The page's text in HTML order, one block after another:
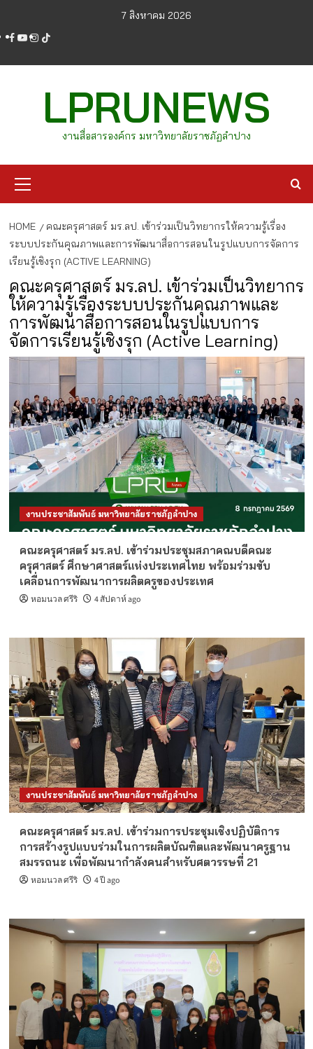
content
7 สิงหาคม 2026
facebook
youtube
instagram
tiktok
LPRUNEWS
งานสื่อสารองค์กร มหาวิทยาลัยราชภัฏลำปาง
Menu
HOME
คณะครุศาสตร์ มร.ลป. เข้าร่วมเป็นวิทยากรให้ความรู้เรื่อง
ระบบประกันคุณภาพและการพัฒนาสื่อการสอนในรูปแบบการจัดการ
เรียนรู้เชิงรุก (ACTIVE LEARNING)
คณะครุศาสตร์ มร.ลป. เข้าร่วมเป็นวิทยากร
ให้ความรู้เรื่องระบบประกันคุณภาพและ
การพัฒนาสื่อการสอนในรูปแบบการ
จัดการเรียนรู้เชิงรุก (Active Learning)
งานประชาสัมพันธ์ มหาวิทยาลัยราชภัฏลำปาง
คณะครุศาสตร์ มร.ลป. เข้าร่วมประชุมสภาคณบดีคณะ
ครุศาสตร์ ศึกษาศาสตร์แห่งประเทศไทย พร้อมร่วมขับ
เคลื่อนการพัฒนาการผลิตครูของประเทศ
หอมนวล ศรีริ 4 สัปดาห์ ago
งานประชาสัมพันธ์ มหาวิทยาลัยราชภัฏลำปาง
คณะครุศาสตร์ มร.ลป. เข้าร่วมการประชุมเชิงปฏิบัติการ
การสร้างรูปแบบร่วมในการผลิตบัณฑิตและพัฒนาครูฐาน
สมรรถนะ เพื่อพัฒนากำลังคนสำหรับศตวรรษที่ 21
หอมนวล ศรีริ 4 ปี ago